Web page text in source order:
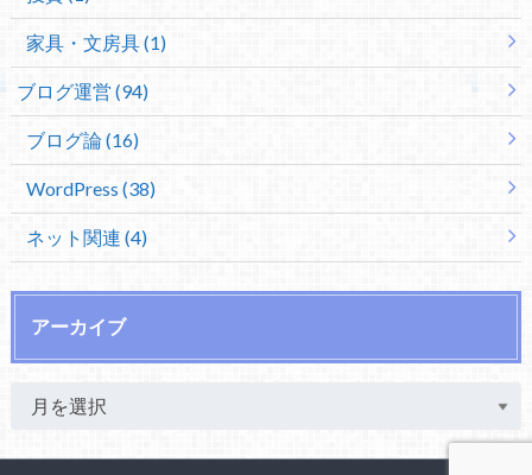
家具・文房具 (1)
ブログ運営 (94)
ブログ論 (16)
WordPress (38)
ネット関連 (4)
アーカイブ